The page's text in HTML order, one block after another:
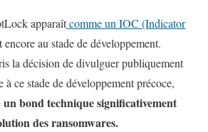
apparaîtcomme un IOC (Indicator
encore au stade de développement.
la décision de divulguer publiquement
à ce stade de développement précoce,
un bond technique significativement
des ransomwares.